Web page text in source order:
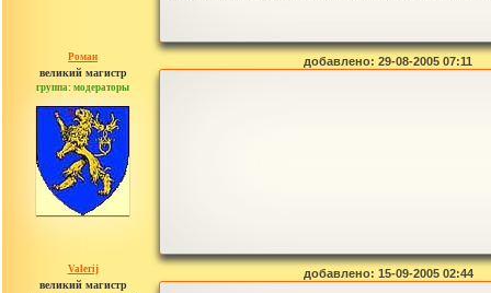
Роман
великий магистр
группа: модераторы
сообщений: 1557
добавлено: 29-08-2005 07:11
Valerij
великий магистр
добавлено: 15-09-2005 02:44